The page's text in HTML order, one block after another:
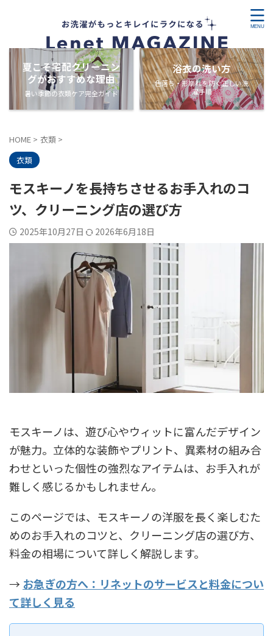
夏こそ宅配クリーニン
グがおすすめな理由
暑い季節の衣類ケア完全ガイド
浴衣の洗い方
色落ち・形崩れを防ぐ正しい洗
濯手順
HOME > 衣類 >
衣類
モスキーノを長持ちさせるお手入れのコ
ツ、クリーニング店の選び方
2025年10月27日 2026年6月18日
モスキーノは、遊び心やウィットに富んだデザイン
が魅力。立体的な装飾やプリント、異素材の組み合
わせといった個性の強烈なアイテムは、お手入れが
難しく感じるかもしれません。
このページでは、モスキーノの洋服を長く楽しむた
めのお手入れのコツと、クリーニング店の選び方、
料金の相場について詳しく解説します。
→ お急ぎの方へ：リネットのサービスと料金につい
て詳しく見る